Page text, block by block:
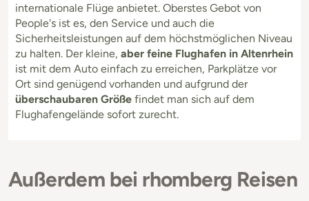
internationale Flüge anbietet. Oberstes Gebot von
People's ist es, den Service und auch die
Sicherheitsleistungen auf dem höchstmöglichen Niveau
zu halten. Der kleine, aber feine Flughafen in Altenrhein
ist mit dem Auto einfach zu erreichen, Parkplätze vor
Ort sind genügend vorhanden und aufgrund der
überschaubaren Größe findet man sich auf dem
Flughafengelände sofort zurecht.
Außerdem bei rhomberg Reisen